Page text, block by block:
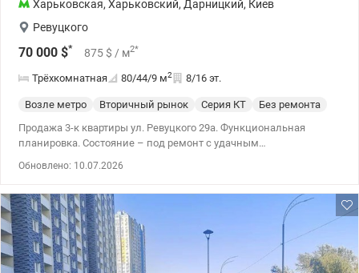
Харьковская, Харьковский, Дарницкий, Киев
Ревуцкого
70 000 $* 875 $ / м2*
Трёхкомнатная 80/44/9 м2 8/16 эт.
Возле метро Вторичный рынок Серия КТ
Без ремонта
Продажа 3-к квартиры ул. Ревуцкого 29а. Функциональная
планировка. Состояние – под ремонт с удачным
кафе, спортивные залы, магазины, рестораны, лечебные
заведения, салоны красоты, школы, детские сады, парки,
скверы. В пешей доступности озера и пляжи. Удобная
транспортная развязка, остановка транспорта рядом с домом.
Метро Харьковская в пешей доступности (7 минут). 044 200 10 80
Обновлено: 10.07.2026